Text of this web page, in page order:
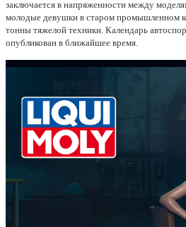
заключается в напряженности между
молодые девушки в старом промышленном
тонны тяжелой техники. Календарь
опубликован в ближайшее время.